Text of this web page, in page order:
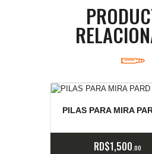
PILAS PARA MIRA
RD$1,500 00